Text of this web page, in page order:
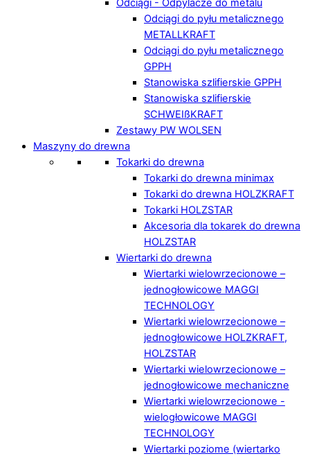
Odciągi - Odpylacze do metalu
Odciągi do pyłu metalicznego
METALLKRAFT
Odciągi do pyłu metalicznego
GPPH
Stanowiska szlifierskie GPPH
Stanowiska szlifierskie
SCHWEIßKRAFT
Zestawy PW WOLSEN
Maszyny do drewna
Tokarki do drewna
Tokarki do drewna minimax
Tokarki do drewna HOLZKRAFT
Tokarki HOLZSTAR
Akcesoria dla tokarek do drewna
HOLZSTAR
Wiertarki do drewna
Wiertarki wielowrzecionowe –
jednogłowicowe MAGGI
TECHNOLOGY
Wiertarki wielowrzecionowe –
jednogłowicowe HOLZKRAFT,
HOLZSTAR
Wiertarki wielowrzecionowe –
jednogłowicowe mechaniczne
Wiertarki wielowrzecionowe -
wielogłowicowe MAGGI
TECHNOLOGY
Wiertarki poziome (wiertarko